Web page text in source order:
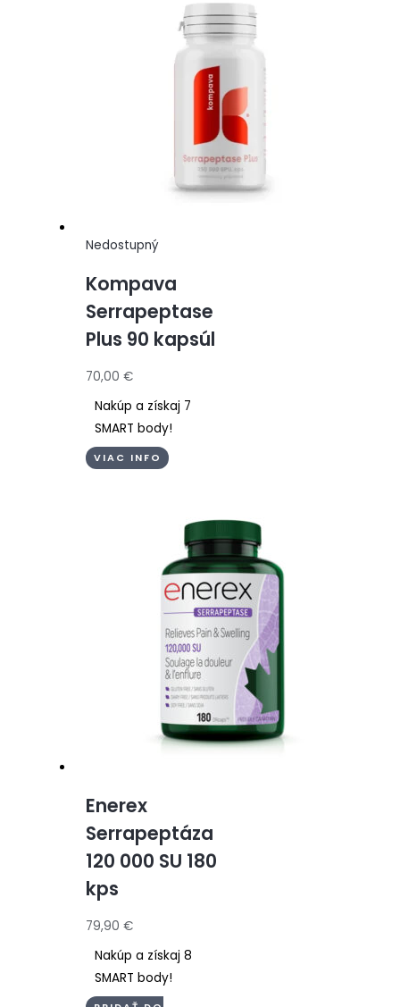
Nedostupný
Kompava
Serrapeptase
Plus 90 kapsúl
70,00€
Nakúp a získaj 7
SMART body!
VIAC INFO
Enerex
Serrapeptáza
120 000 SU 180
kps
79,90€
Nakúp a získaj 8
SMART body!